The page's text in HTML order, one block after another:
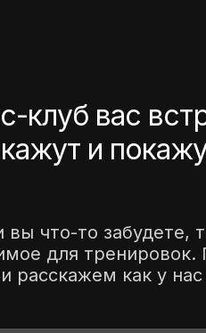
клуб вас
и
вы что-то забудете,
для
расскажем как у нас